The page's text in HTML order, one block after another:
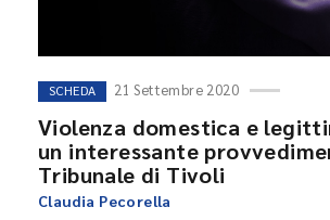
SCHEDA 21 Settembre 2020
Violenza domestica e
un interessante
Tribunale di Tivoli
Claudia Pecorella